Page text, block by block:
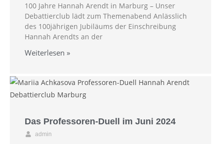
100 Jahre Hannah Arendt in Marburg – Unser
Debattierclub lädt zum Themenabend Anlässlich
des 100jährigen Jubiläums der Einschreibung
Hannah Arendts an der
Weiterlesen »
Das Professoren-Duell im Juni 2024
admin